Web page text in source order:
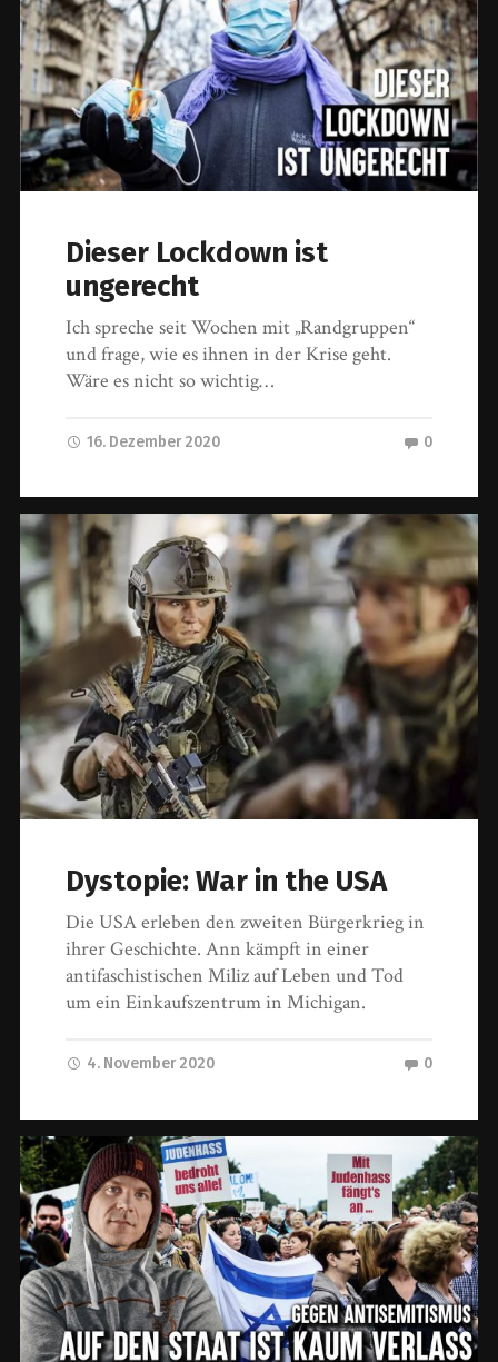
Dieser Lockdown ist
ungerecht
Ich spreche seit Wochen mit „Randgruppen“
und frage, wie es ihnen in der Krise geht.
Wäre es nicht so wichtig…
16. Dezember 2020 0
Dystopie: War in the USA
Die USA erleben den zweiten Bürgerkrieg in
ihrer Geschichte. Ann kämpft in einer
antifaschistischen Miliz auf Leben und Tod
um ein Einkaufszentrum in Michigan.
4. November 2020 0